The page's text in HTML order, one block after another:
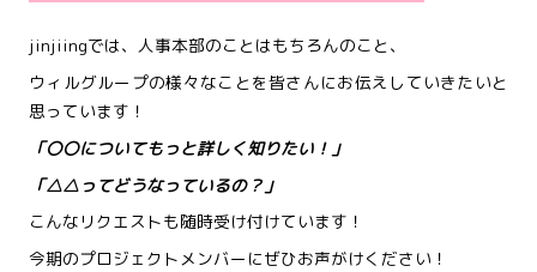
jinjiingでは、人事本部のことはもちろんのこと、
ウィルグループの様々なことを皆さんにお伝えしていきたいと
思っています！
「〇〇についてもっと詳しく知りたい！」
「△△ってどうなっているの？」
こんなリクエストも随時受け付けています！
今期のプロジェクトメンバーにぜひお声がけください！